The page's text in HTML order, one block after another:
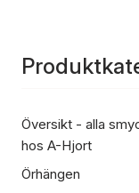
Översikt - alla
hos A-Hjort
Örhängen